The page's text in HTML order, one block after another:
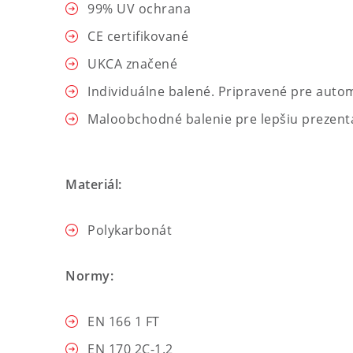
99% UV ochrana
CE certifikované
UKCA značené
Individuálne balené. Pripravené pre
Maloobchodné balenie pre lepšiu
Materiál:
Polykarbonát
Normy:
EN 166 1 FT
EN 170 2C-1.2